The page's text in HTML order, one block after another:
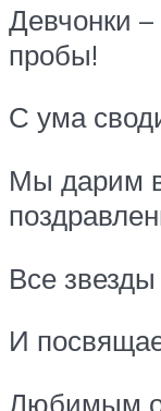
Девчонки
пробы!
С ума
Мы дарим
Все
И
Любимым